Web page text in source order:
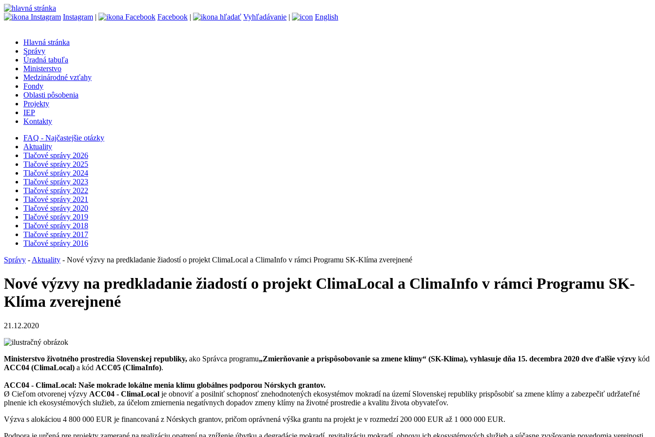
Instagram | Facebook | Vyhľadávanie | English
Hlavná stránka
Správy
Úradná tabuľa
Ministerstvo
Medzinárodné vzťahy
Fondy
Oblasti pôsobenia
Projekty
IEP
Kontakty
FAQ - Najčastejšie otázky
Aktuality
Tlačové správy 2026
Tlačové správy 2025
Tlačové správy 2024
Tlačové správy 2023
Tlačové správy 2022
Tlačové správy 2021
Tlačové správy 2020
Tlačové správy 2019
Tlačové správy 2018
Tlačové správy 2017
Tlačové správy 2016
Správy - Aktuality - Nové výzvy na predkladanie žiadostí o projekt ClimaLocal a ClimaInfo v rámci Programu SK-Klíma zverejnené
Nové výzvy na predkladanie žiadostí o projekt ClimaLocal a ClimaInfo v rámci Programu SK-
Klíma zverejnené
21.12.2020
Ministerstvo životného prostredia Slovenskej republiky, ako Správca programu„Zmierňovanie a prispôsobovanie sa zmene klímy“ (SK-Klíma), vyhlasuje dňa 15. decembra 2020 dve ďalšie výzvy kód
ACC04 (ClimaLocal) a kód ACC05 (ClimaInfo).
ACC04 - ClimaLocal: Naše mokrade lokálne menia klímu globálnes podporou Nórskych grantov.
Ø Cieľom otvorenej výzvy ACC04 - ClimaLocal je obnoviť a posilniť schopnosť znehodnotených ekosystémov mokradí na území Slovenskej republiky prispôsobiť sa zmene klímy a zabezpečiť udržateľné
plnenie ich ekosystémových služieb, za účelom zmiernenia negatívnych dopadov zmeny klímy na životné prostredie a kvalitu života obyvateľov.
Výzva s alokáciou 4 800 000 EUR je financovaná z Nórskych grantov, pričom oprávnená výška grantu na projekt je v rozmedzí 200 000 EUR až 1 000 000 EUR.